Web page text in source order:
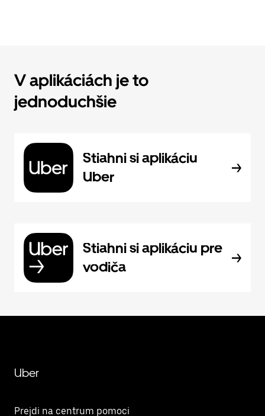
V aplikáciách je to
jednoduchšie
Stiahni si aplikáciu
Uber
Stiahni si aplikáciu pre
vodiča
Uber
Prejdi na centrum pomoci